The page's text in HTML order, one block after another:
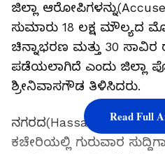
ಜಿಲ್ಲಾ
ಸುಮಾರು 18 ಲಕ್ಷ ಮೌಲ್ಯದ
ಚಿನ್ನಾಭರಣ ಮತ್ತು 30 ಸಾವಿರ
ಪಡೆಯಲಾಗಿದೆ ಎಂದು ಜಿಲ್ಲಾ
ಶ್ರೀನಿವಾಸಗೌಡ ತಿಳಿಸಿದರು.
ನಗರದ(Hassan) ಜಿಲ್ಲಾ
ಕಚೇರಿಯಲ್ಲಿ ಗುರುವಾರ
Read Full